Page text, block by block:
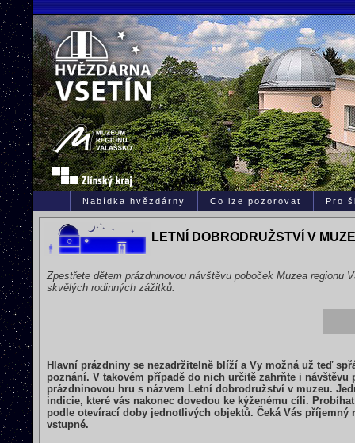
Nabídka hvězdárny Co lze pozorovat Pro
LETNÍ DOBRODRUŽSTVÍ V
Zpestřete dětem prázdninovou návštěvu poboček Muzea regionu
skvělých rodinných zážitků.
Hlavní prázdniny se nezadržitelně blíží a Vy možná už teď
poznání. V takovém případě do nich určitě zahrňte i
prázdninovou hru s názvem Letní dobrodružství v muzeu.
indicie, které vás nakonec dovedou ke kýženému cíli.
podle otevírací doby jednotlivých objektů. Čeká Vás
vstupné.